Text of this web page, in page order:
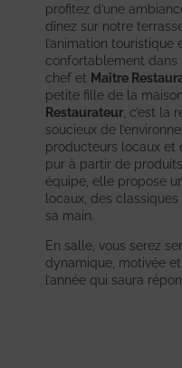
profitez d’une
dînez sur notre
l’animation touristique
confortablement dans
chef et Maître
petite fille de la
Restaurateur , c’est la
soucieux de
producteurs locaux et
pur à partir de
équipe, elle propose
locaux, des
sa main.
En salle, vous serez
dynamique, motivée
l’année qui saura